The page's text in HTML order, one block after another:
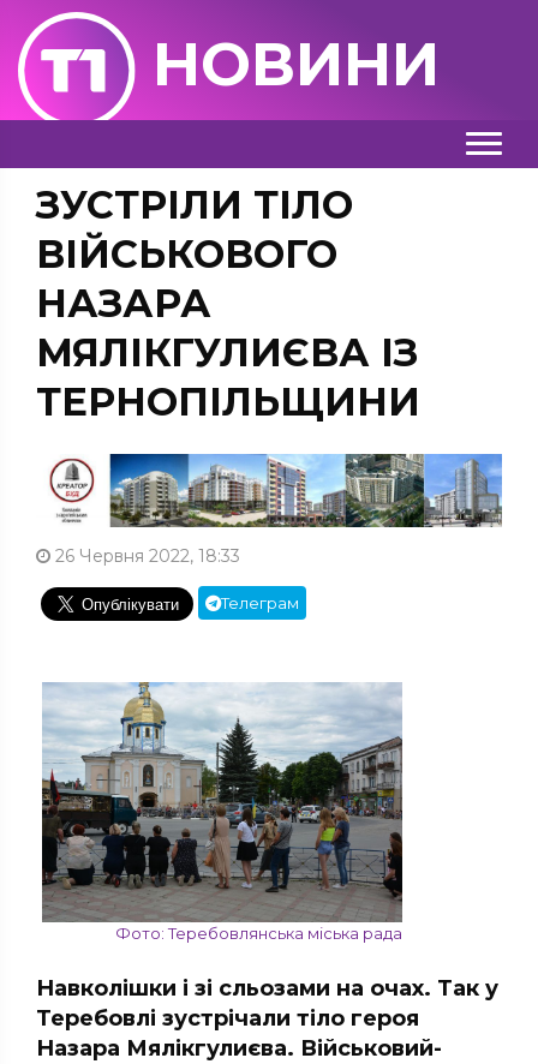
НОВИНИ
ЗУСТРІЛИ ТІЛО
ВІЙСЬКОВОГО
НАЗАРА
МЯЛІКГУЛИЄВА ІЗ
ТЕРНОПІЛЬЩИНИ
26 Червня 2022, 18:33
Телеграм
Фото: Теребовлянська міська рада
Навколішки і зі сльозами на очах. Так у
Теребовлі зустрічали тіло героя
Назара Мялікгулиєва. Військовий-